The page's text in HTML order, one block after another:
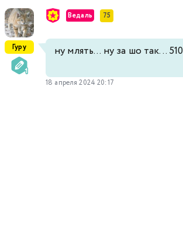
Гуру
Ведаль 75
ну млять... ну за шо так... 510
18 апреля 2024 20:17